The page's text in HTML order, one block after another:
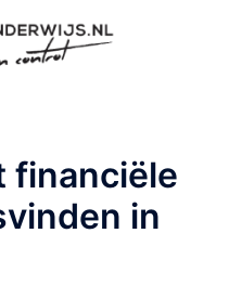
financiële
in